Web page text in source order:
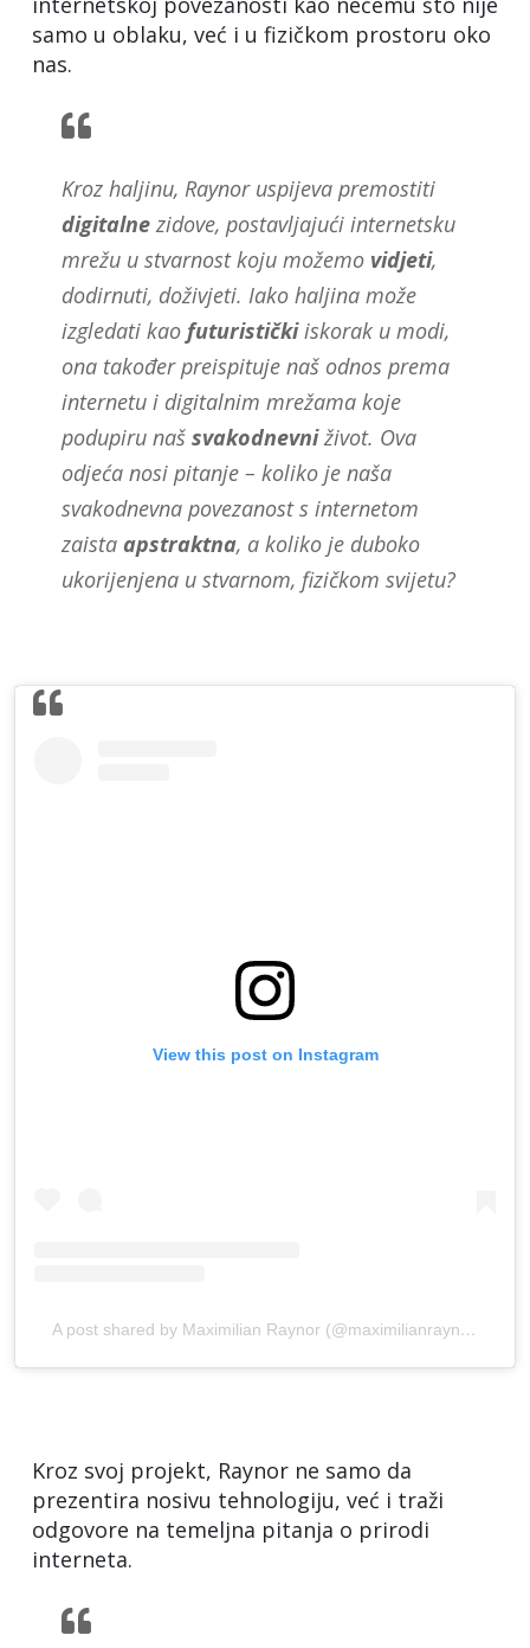
samo u oblaku, već i u fizičkom prostoru oko
nas.
Kroz haljinu, Raynor uspijeva premostiti
digitalnezidove, postavljajući internetsku
mrežu u stvarnost koju možemo vidjeti,
dodirnuti, doživjeti. Iako haljina može
izgledati kao futurističkiiskorak u modi,
ona također preispituje naš odnos prema
internetu i digitalnim mrežama koje
podupiru naš svakodnevniživot. Ova
odjeća nosi pitanje – koliko je naša
svakodnevna povezanost s internetom
zaista apstraktna, a koliko je duboko
ukorijenjena u stvarnom, fizičkom svijetu?
View this post on Instagram
A post shared by Maximilian Raynor (@maximilianraynor)
Kroz svoj projekt, Raynor ne samo da
prezentira nosivu tehnologiju, već i traži
odgovore na temeljna pitanja o prirodi
interneta.